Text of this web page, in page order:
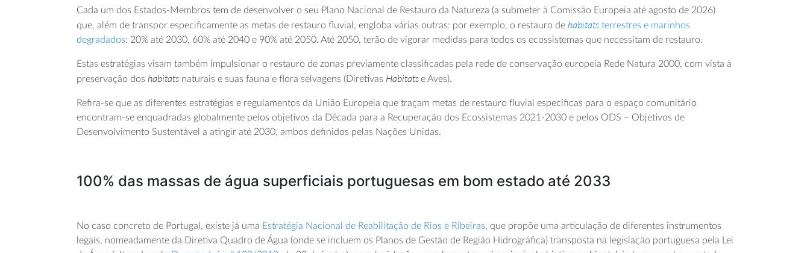
Cada um dos Estados-Membros tem de desenvolver o seu Plano Nacional de Restauro da Natureza (a submeter à Comissão Europeia até agosto de 2026)
que, além de transpor especificamente as metas de restauro fluvial, engloba várias outras: por exemplo, o restauro de habitats terrestres e marinhos
degradados: 20% até 2030, 60% até 2040 e 90% até 2050. Até 2050, terão de vigorar medidas para todos os ecossistemas que necessitam de restauro.
Estas estratégias visam também impulsionar o restauro de zonas previamente classificadas pela rede de conservação europeia Rede Natura 2000, com vista à
preservação dos habitats naturais e suas fauna e flora selvagens (Diretivas Habitatse Aves).
Refira-se que as diferentes estratégias e regulamentos da União Europeia que traçam metas de restauro fluvial específicas para o espaço comunitário
encontram-se enquadradas globalmente pelos objetivos da Década para a Recuperação dos Ecossistemas 2021-2030 e pelos ODS – Objetivos de
Desenvolvimento Sustentável a atingir até 2030, ambos definidos pelas Nações Unidas.
100% das massas de água superficiais portuguesas em bom estado até 2033
No caso concreto de Portugal, existe já uma Estratégia Nacional de Reabilitação de Rios e Ribeiras, que propõe uma articulação de diferentes instrumentos
legais, nomeadamente da Diretiva Quadro de Água (onde se incluem os Planos de Gestão de Região Hidrográfica) transposta na legislação portuguesa pela Lei